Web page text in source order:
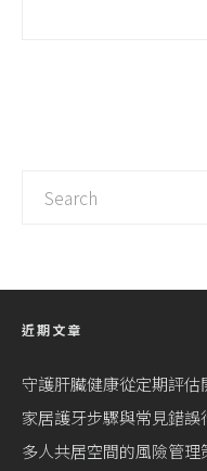
近期文章
守護肝臟健康從定期評估
家居護牙步驟與常見錯誤
多人共居空間的風險管理